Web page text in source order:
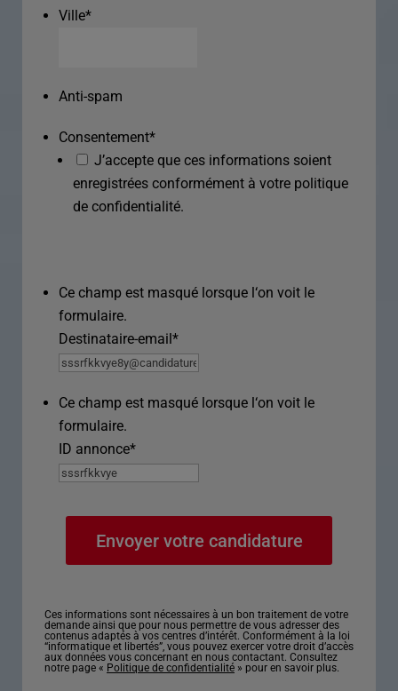
Ville*
Anti-spam
Consentement*
J’accepte que ces informations soient
enregistrées conformément à votre politique
de confidentialité.
Ce champ est masqué lorsque l‘on voit le
formulaire.
Destinataire-email*
Ce champ est masqué lorsque l‘on voit le
formulaire.
ID annonce*
Ces informations sont nécessaires à un bon traitement de votre
demande ainsi que pour nous permettre de vous adresser des
contenus adaptés à vos centres d’intérêt. Conformément à la loi
“informatique et libertés”, vous pouvez exercer votre droit d’accès
aux données vous concernant en nous contactant. Consultez
notre page « Politique de confidentialité » pour en savoir plus.